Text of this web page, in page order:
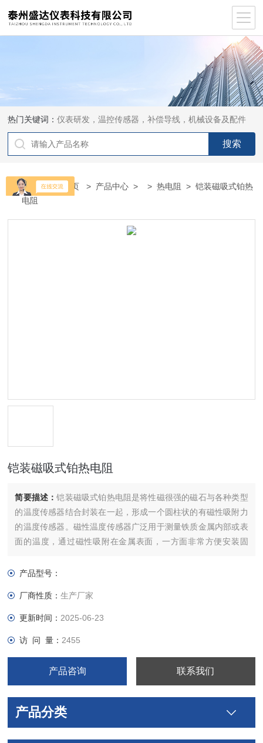
热门关键词：仪表研发，温控传感器，补偿导线，机械设备及配件
当前位置：首页 > 产品中心 > >热电阻
> 铠装磁吸式铂热
电阻
铠装磁吸式铂热电阻
简要描述：铠装磁吸式铂热电阻是将性磁很强的磁石与各种类型
的温度传感器结合封装在一起，形成一个圆柱状的有磁性吸附力
的温度传感器。磁性温度传感器广泛用于测量铁质金属内部或表
面的温度，通过磁性吸附在金属表面，一方面非常方便安装固
被测物体的完好性。磁性探头能吸附在各种导磁金属上以测量其
产品型号：
厂商性质：生产厂家
更新时间： 2025-06-23
访 问 量： 2455
产品咨询 联系我们
产品分类